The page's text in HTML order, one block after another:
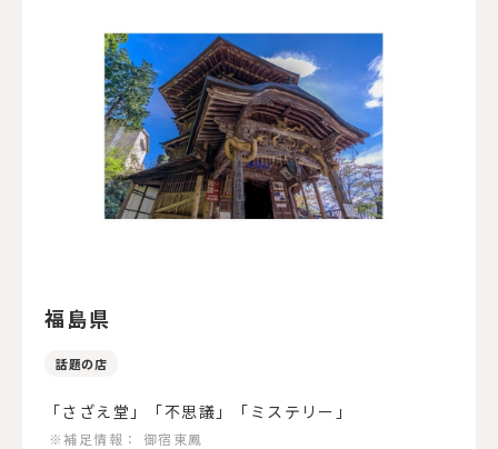
福島県
話題の店
「さざえ堂」「不思議」「ミステリー」
※補足情報： 御宿東鳳